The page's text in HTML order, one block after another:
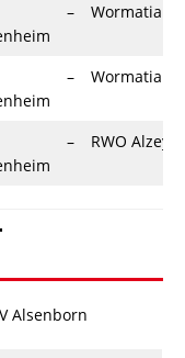
– Wormatia
– Wormatia
– RWO Alzey
Alsenborn